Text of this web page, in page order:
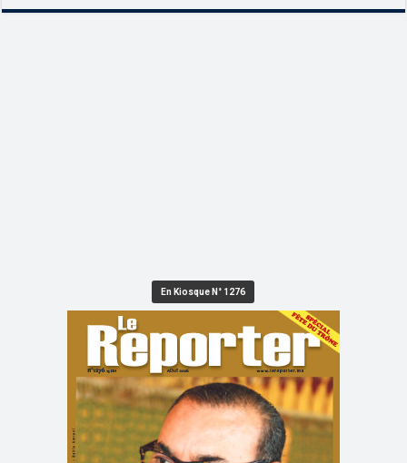
En Kiosque N° 1276